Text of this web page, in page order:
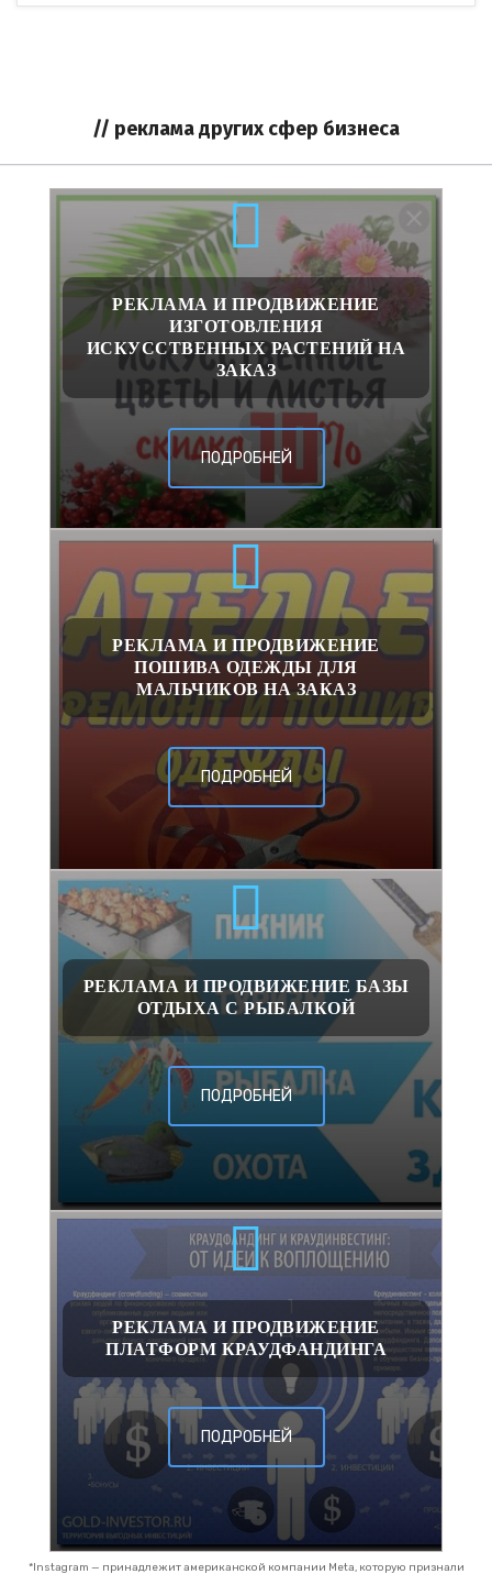
// реклама других сфер бизнеса
РЕКЛАМА И ПРОДВИЖЕНИЕ
ИЗГОТОВЛЕНИЯ
ИСКУССТВЕННЫХ РАСТЕНИЙ НА
ЗАКАЗ
ПОДРОБНЕЙ
РЕКЛАМА И ПРОДВИЖЕНИЕ
ПОШИВА ОДЕЖДЫ ДЛЯ
МАЛЬЧИКОВ НА ЗАКАЗ
ПОДРОБНЕЙ
РЕКЛАМА И ПРОДВИЖЕНИЕ БАЗЫ
ОТДЫХА С РЫБАЛКОЙ
ПОДРОБНЕЙ
РЕКЛАМА И ПРОДВИЖЕНИЕ
ПЛАТФОРМ КРАУДФАНДИНГА
ПОДРОБНЕЙ
*Instagram — принадлежит американской компании Meta, которую признали